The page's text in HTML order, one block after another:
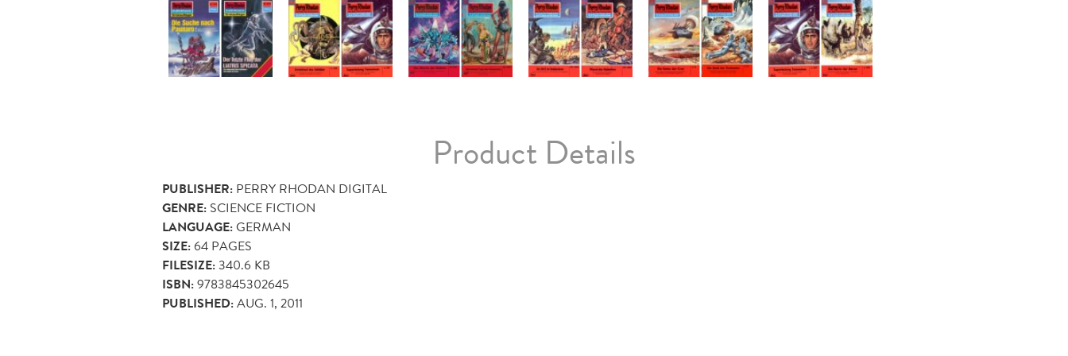
Product Details
PUBLISHER: PERRY RHODAN DIGITAL
GENRE: SCIENCE FICTION
LANGUAGE:GERMAN
SIZE:64 PAGES
FILESIZE:340.6 KB
ISBN:9783845302645
PUBLISHED:AUG. 1, 2011